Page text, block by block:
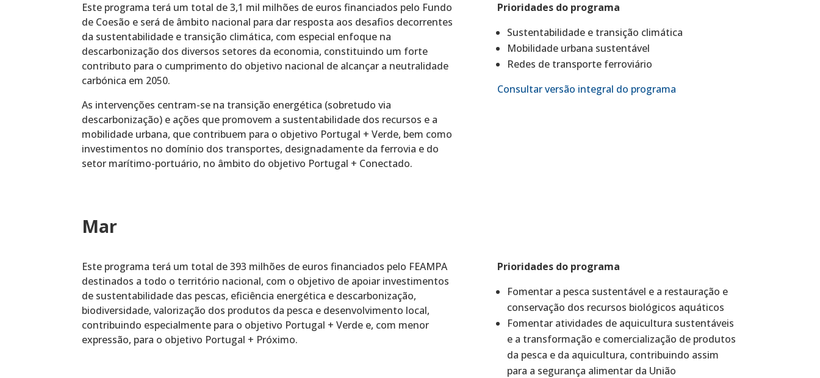
Este programa terá um total de 3,1 mil milhões de euros financiados pelo Fundo
de Coesão e será de âmbito nacional para dar resposta aos desafios decorrentes
da sustentabilidade e transição climática, com especial enfoque na
descarbonização dos diversos setores da economia, constituindo um forte
contributo para o cumprimento do objetivo nacional de alcançar a neutralidade
carbónica em 2050.
As intervenções centram-se na transição energética (sobretudo via
descarbonização) e ações que promovem a sustentabilidade dos recursos e a
mobilidade urbana, que contribuem para o objetivo Portugal + Verde, bem como
investimentos no domínio dos transportes, designadamente da ferrovia e do
setor marítimo-portuário, no âmbito do objetivo Portugal + Conectado.
Prioridades do programa
Sustentabilidade e transição climática
Mobilidade urbana sustentável
Redes de transporte ferroviário
Consultar versão integral do programa
Mar
Este programa terá um total de 393 milhões de euros financiados pelo FEAMPA
destinados a todo o território nacional, com o objetivo de apoiar investimentos
de sustentabilidade das pescas, eficiência energética e descarbonização,
biodiversidade, valorização dos produtos da pesca e desenvolvimento local,
contribuindo especialmente para o objetivo Portugal + Verde e, com menor
expressão, para o objetivo Portugal + Próximo.
Prioridades do programa
Fomentar a pesca sustentável e a restauração e
conservação dos recursos biológicos aquáticos
Fomentar atividades de aquicultura sustentáveis
e a transformação e comercialização de produtos
da pesca e da aquicultura, contribuindo assim
para a segurança alimentar da União